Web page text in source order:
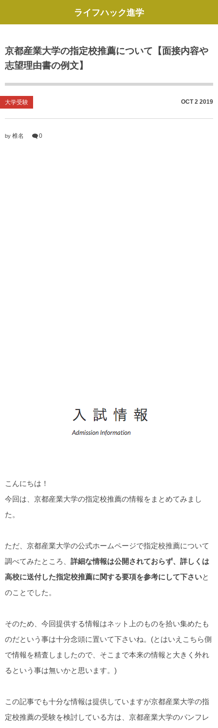
ライフハック進学
京都産業大学の指定校推薦について【面接内容や
志望理由書の例文】
大学受験 OCT 2 2019
by 椎名 0
こんにちは！
今回は、京都産業大学の指定校推薦の情報をまとめてみまし
た。
ただ、京都産業大学の公式ホームページで指定校推薦について
調べてみたところ、 詳細な情報は公開されておらず、詳しくは
高校に送付した指定校推薦に関する要項を参考にして下さいと
のことでした。
そのため、今回提供する情報はネット上のものを拾い集めたも
のだという事は十分念頭に置いて下さいね。(とはいえこちら側
で情報を精査しましたので、そこまで本来の情報と大きく外れ
るという事は無いかと思います。)
この記事でも十分な情報は提供していますが京都産業大学の指
定校推薦の受験を検討している方は、京都産業大学のパンフレ